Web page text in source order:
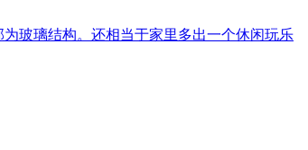
玻璃结构。还相当于家里多出一个休闲玩乐